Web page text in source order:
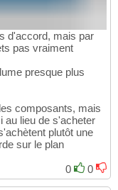
d'accord, mais par
pas vraiment
presque plus
composants, mais
au lieu de s'acheter
plutôt une
sur le plan
0
0